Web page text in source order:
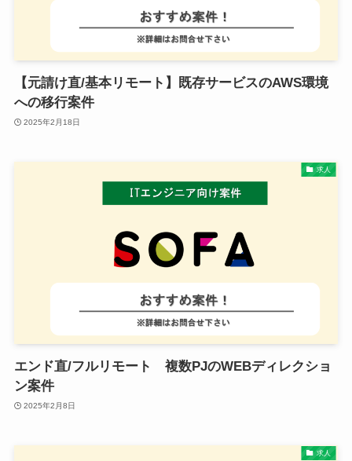
【元請け直/基本リモート】既存サービスのAWS環境
への移行案件
2025年2月18日
求人
エンド直/フルリモート 複数PJのWEBディレクショ
ン案件
2025年2月8日
求人